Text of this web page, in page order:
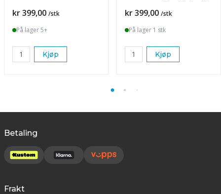
Pris
kr 399,00 /stk
På lager 5+
Kjøp
Pris
kr 399,00 /stk
På lager 1 stk
Kjøp
Betaling
Frakt